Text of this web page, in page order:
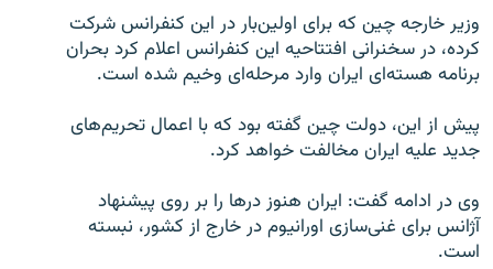
به ما بپیوندید
زبان‌های دیگر
وزیر خارجه چین که برای اولین‌بار در این کنفرانس شرکت
کرده، در سخنرانی افتتاحیه این کنفرانس اعلام کرد بحران
برنامه هسته‌ای ایران وارد مرحله‌ای وخیم شده است.
پیش از این، دولت چین گفته بود که با اعمال تحریم‌های
جدید علیه ایران مخالفت خواهد کرد.
وی در ادامه گفت: ایران هنوز درها را بر روی پیشنهاد
آژانس برای غنی‌سازی اورانیوم در خارج از کشور، نبسته
است.